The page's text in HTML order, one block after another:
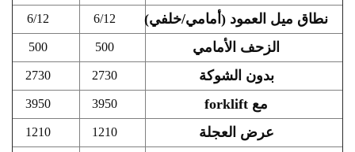
نطاق ميل العمود (أمامي/خلفي) 6/12
6/12
الزحف الأمامي 500
500
بدون الشوكة 2730
2730
مع forklift 3950
3950
عرض العجلة 1210
1210